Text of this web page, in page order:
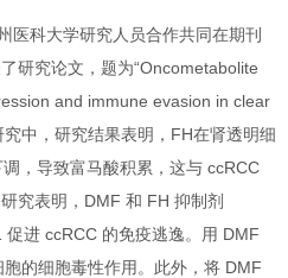
医科大学研究人员合作共同在期刊
研究论文，题为“Oncometabolite
and immune evasion in clear
中，研究结果表明，FH在肾透明细
，导致富马酸积累，这与 ccRCC
究表明，DMF 和 FH 抑制剂
促进 ccRCC 的免疫逃逸。用 DMF
的细胞毒性作用。此外，将 DMF